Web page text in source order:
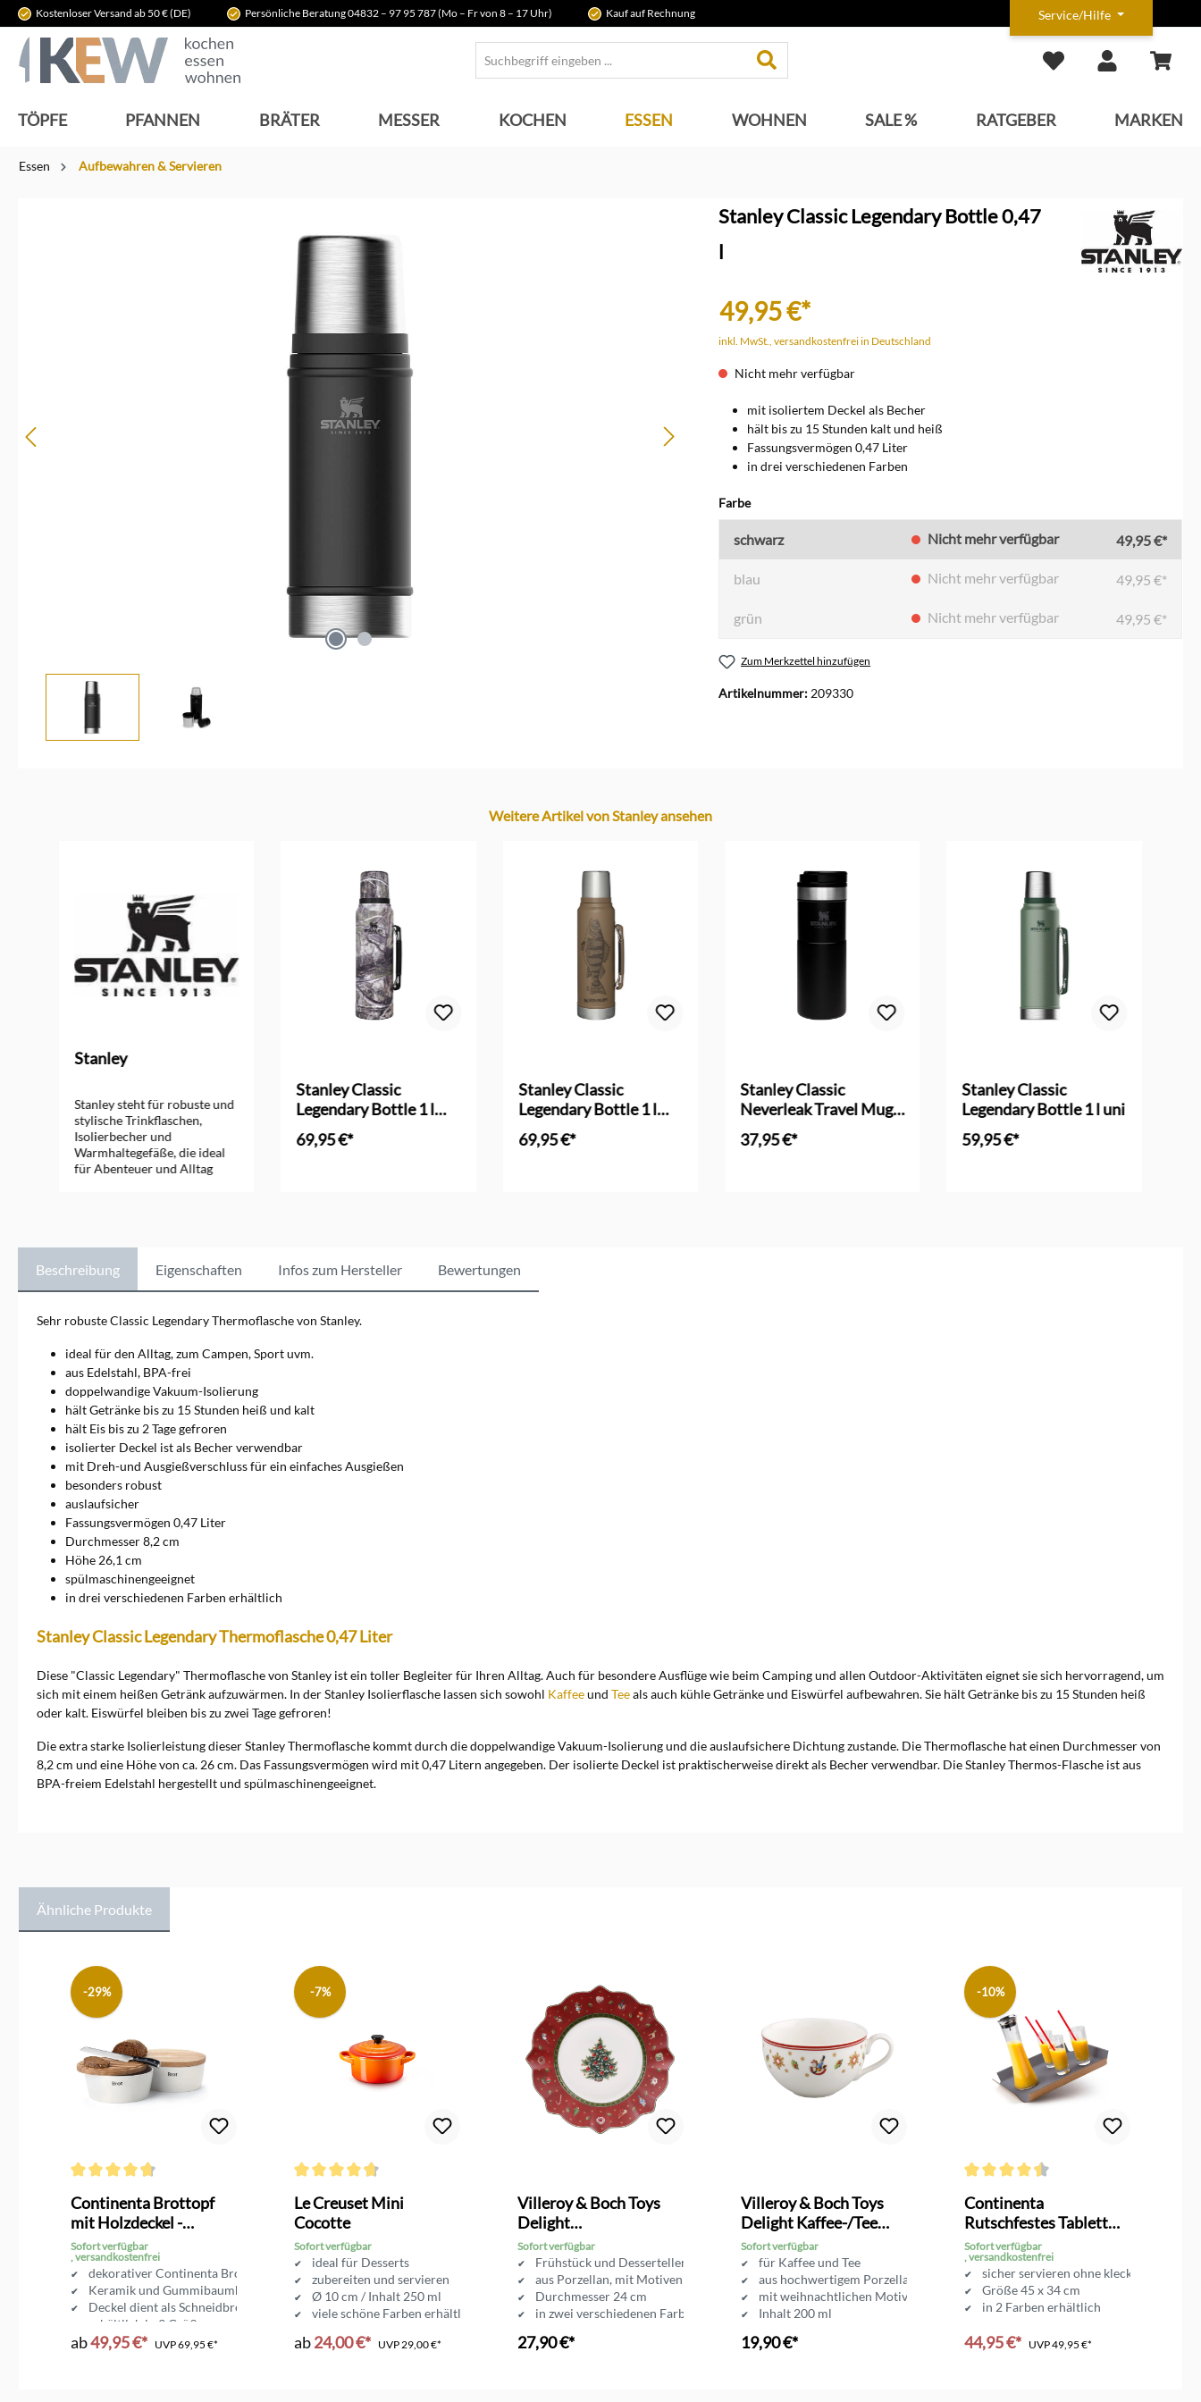
Zur Hauptnavigation springen
Kostenloser Versand ab 50 € (DE) Persönliche Beratung 04832 – 97 95 787 (Mo – Fr von 8 – 17 Uhr) Kauf auf Rechnung Service/Hilfe
TÖPFE PFANNEN BRÄTER MESSER KOCHEN ESSEN WOHNEN SALE % RATGEBER MARKEN
Essen Aufbewahren & Servieren
Stanley Classic Legendary Bottle 0,47
l
49,95 €*
inkl. MwSt., versandkostenfrei in Deutschland
Nicht mehr verfügbar
mit isoliertem Deckel als Becher
hält bis zu 15 Stunden kalt und heiß
Fassungsvermögen 0,47 Liter
in drei verschiedenen Farben
Farbeauswählen
schwarz Nicht mehr verfügbar 49,95 €*
blau Nicht mehr verfügbar 49,95 €*
grün Nicht mehr verfügbar 49,95 €*
Zum Merkzettel hinzufügen
Artikelnummer: 209330
Weitere Artikel von Stanley ansehen
Stanley
Stanley steht für robuste und
stylische Trinkflaschen,
Isolierbecher und
Warmhaltegefäße, die ideal
für Abenteuer und Alltag
zuverlässig heiß oder kalt.
Perfekt für unterwegs,
vereinen sie Funktionalität
mit zeitlosem Design – die
ideale Wahl für aktive und
umweltbewusste
nen: STANLEY, a Brand of
PMI, Keizersgracht 555,
1015DR Amsterdam,
Niederlande, info@stanley-
pmi.com
Stanley Classic
Legendary Bottle 1 l
Baummotiv
69,95 €*
Stanley Classic
Legendary Bottle 1 l
perch / Barsch
69,95 €*
Stanley Classic
Neverleak Travel Mug
0,47 l
37,95 €*
Stanley Classic
Legendary Bottle 1 l uni
59,95 €*
Beschreibung Eigenschaften Infos zum Hersteller Bewertungen
Sehr robuste Classic Legendary Thermoflasche von Stanley.
ideal für den Alltag, zum Campen, Sport uvm.
aus Edelstahl, BPA-frei
doppelwandige Vakuum-Isolierung
hält Getränke bis zu 15 Stunden heiß und kalt
hält Eis bis zu 2 Tage gefroren
isolierter Deckel ist als Becher verwendbar
mit Dreh-und Ausgießverschluss für ein einfaches Ausgießen
besonders robust
auslaufsicher
Fassungsvermögen 0,47 Liter
Durchmesser 8,2 cm
Höhe 26,1 cm
spülmaschinengeeignet
in drei verschiedenen Farben erhältlich
Stanley Classic Legendary Thermoflasche 0,47 Liter
Diese "Classic Legendary" Thermoflasche von Stanley ist ein toller Begleiter für Ihren Alltag. Auch für besondere Ausflüge wie beim Camping und allen Outdoor-Aktivitäten eignet sie sich hervorragend, um
sich mit einem heißen Getränk aufzuwärmen. In der Stanley Isolierflasche lassen sich sowohl Kaffeeund Teeals auch kühle Getränke und Eiswürfel aufbewahren. Sie hält Getränke bis zu 15 Stunden heiß
oder kalt. Eiswürfel bleiben bis zu zwei Tage gefroren!
Die extra starke Isolierleistung dieser Stanley Thermoflasche kommt durch die doppelwandige Vakuum-Isolierung und die auslaufsichere Dichtung zustande. Die Thermoflasche hat einen Durchmesser von
8,2 cm und eine Höhe von ca. 26 cm. Das Fassungsvermögen wird mit 0,47 Litern angegeben. Der isolierte Deckel ist praktischerweise direkt als Becher verwendbar. Die Stanley Thermos-Flasche ist aus
BPA-freiem Edelstahl hergestellt und spülmaschinengeeignet.
Ähnliche Produkte
-29%
Continenta Brottopf
mit Holzdeckel -
Brotkasten
Sofort verfügbar
, versandkostenfrei
dekorativer Continenta Brottopf
Keramik und Gummibaumholz
Deckel dient als Schneidbrett
erhältlich in 3 Größen
ab49,95 €* UVP69,95 €*
-7%
Le Creuset Mini
Cocotte
Sofort verfügbar
ideal für Desserts
zubereiten und servieren
Ø 10 cm / Inhalt 250 ml
viele schöne Farben erhältlich
ab24,00 €* UVP29,00 €*
Villeroy & Boch Toys
Delight
Frühstücksteller
Sofort verfügbar
Frühstück und Desserteller
aus Porzellan, mit Motiven
Durchmesser 24 cm
in zwei verschiedenen Farben erhältlich
27,90 €*
Villeroy & Boch Toys
Delight Kaffee-/Tee
Obertasse
Sofort verfügbar
für Kaffee und Tee
aus hochwertigem Porzellan
mit weihnachtlichen Motiven
Inhalt 200 ml
19,90 €*
-10%
Continenta
Rutschfestes Tablett
groß
Sofort verfügbar
, versandkostenfrei
sicher servieren ohne kleckern
Größe 45 x 34 cm
in 2 Farben erhältlich
44,95 €* UVP49,95 €*